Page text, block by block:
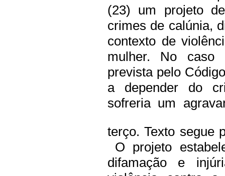
(23) um projeto
crimes de calúnia,
contexto de
mulher. No caso
prevista pelo
a depender do
sofreria um
terço. Texto segue
O projeto
difamação e